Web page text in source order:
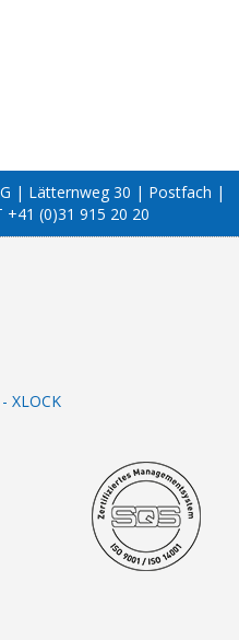
| Lätternweg 30 | Postfach |
(0)31 915 20 20
XLOCK